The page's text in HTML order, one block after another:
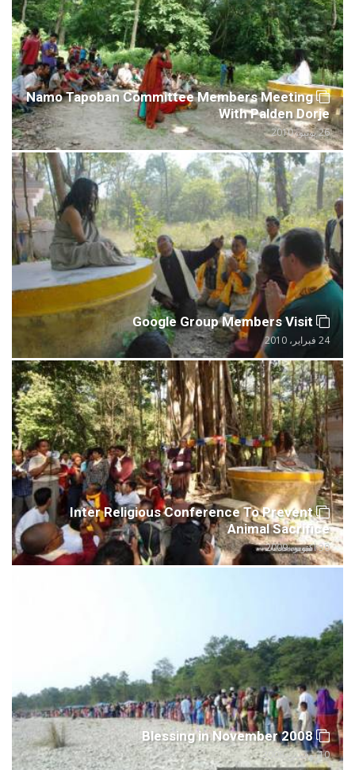
Namo Tapoban Committee Members Meeting
With Palden Dorje
26 يونيو، 2010
24 فبراير، 2010
Inter Religious Conference To Prevent
Animal Sacrifice
30 أكتوبر، 2009
Blessing in November 2008
10 نوفمبر، 2008